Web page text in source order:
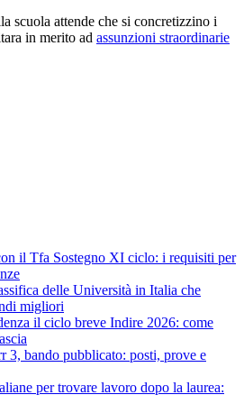
scuola attende che si concretizzino i
in merito ad assunzioni straordinarie
il Tfa Sostegno XI ciclo: i requisiti per
delle Università in Italia che
migliori
il ciclo breve Indire 2026: come
3, bando pubblicato: posti, prove e
per trovare lavoro dopo la laurea: